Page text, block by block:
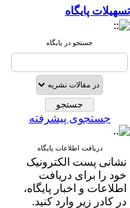
تسهیلات پایگاه
جستجو در پایگاه
جستجوی پیشرفته
دریافت اطلاعات پایگاه
نشانی پست الکترونیک
خود را برای دریافت
اطلاعات و اخبار پایگاه،
در کادر زیر وارد کنید.